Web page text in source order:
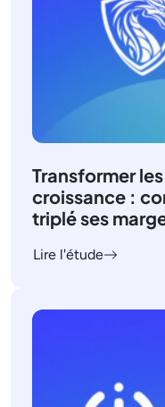
Transformer
croissance :
triplé ses
Lire l'étude